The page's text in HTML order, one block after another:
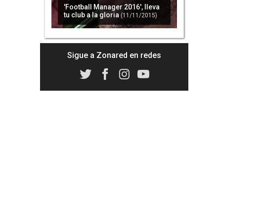
Sega repunta gracias a las
ventas en dispositivos móviles
(13/05/2016)
'Football Manager 2016', lleva
tu club a la gloria (11/11/2015)
Sigue a Zonared en redes